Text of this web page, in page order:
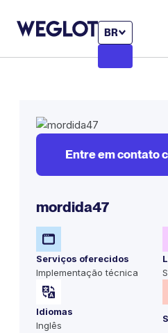
BR
Entre em contato
mordida47
Serviços oferecidos
Implementação técnica
Idiomas
Inglês